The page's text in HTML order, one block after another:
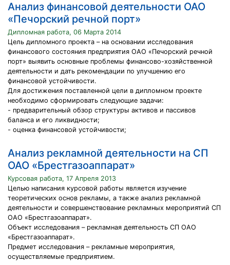
Анализ финансовой деятельности ОАО
«Печорский речной порт»
Дипломная работа, 06 Марта 2014
Цель дипломного проекта – на основании исследования
финансового состояния предприятия ОАО «Печорский речной
порт» выявить основные проблемы финансово-хозяйственной
деятельности и дать рекомендации по улучшению его
финансовой устойчивости.
Для достижения поставленной цели в дипломном проекте
необходимо сформировать следующие задачи:
- предварительный обзор структуры активов и пассивов
баланса и его ликвидности;
- оценка финансовой устойчивости;
Анализ рекламной деятельности на СП
ОАО «Брестгазоаппарат»
Курсовая работа, 17 Апреля 2013
Целью написания курсовой работы является изучение
теоретических основ рекламы, а также анализ рекламной
деятельности и совершенствование рекламных мероприятий СП
ОАО «Брестгазоаппарат».
Объект исследования – рекламная деятельность СП ОАО
«Брестгазоаппарат».
Предмет исследования – рекламные мероприятия,
осуществляемые предприятием.